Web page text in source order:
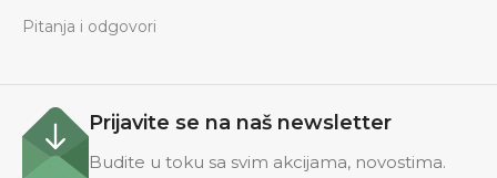
Pitanja i odgovori
Prijavite se na naš newsletter
Budite u toku sa svim akcijama, novostima.